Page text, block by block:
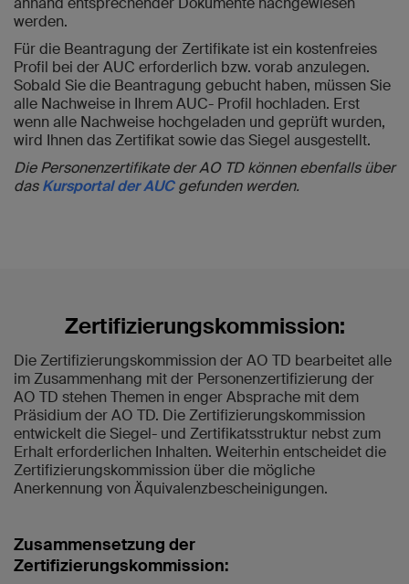
werden.
Für die Beantragung der Zertifikate ist ein kostenfreies
Profil bei der AUC erforderlich bzw. vorab anzulegen.
Sobald Sie die Beantragung gebucht haben, müssen Sie
alle Nachweise in Ihrem AUC- Profil hochladen. Erst
wenn alle Nachweise hochgeladen und geprüft wurden,
wird Ihnen das Zertifikat sowie das Siegel ausgestellt.
Die Personenzertifikate der AO TD können ebenfalls über
dasKursportal der AUCgefunden werden.
Zertifizierungskommission:
Die Zertifizierungskommission der AO TD bearbeitet alle
im Zusammenhang mit der Personenzertifizierung der
AO TD stehen Themen in enger Absprache mit dem
Präsidium der AO TD. Die Zertifizierungskommission
entwickelt die Siegel- und Zertifikatsstruktur nebst zum
Erhalt erforderlichen Inhalten. Weiterhin entscheidet die
Zertifizierungskommission über die mögliche
Anerkennung von Äquivalenzbescheinigungen.
Zusammensetzung der
Zertifizierungskommission: